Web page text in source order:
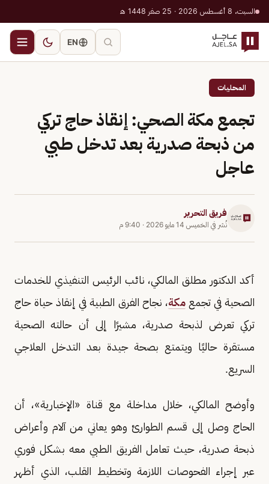
السبت، 8 أغسطس 2026 · 25 صفر 1448 هـ
EN
المحليات
تجمع مكة الصحي: إنقاذ حاج تركي
من ذبحة صدرية بعد تدخل طبي
عاجل
فريق التحرير
نُشر في الخميس 14 مايو 2026 · 9:40 م
أكد الدكتور مطلق المالكي، نائب الرئيس التنفيذي للخدمات
الصحية في تجمعمكة، نجاح الفرق الطبية في إنقاذ حياة حاج
تركي تعرض لذبحة صدرية، مشيرًا إلى أن حالته الصحية
مستقرة حاليًا ويتمتع بصحة جيدة بعد التدخل العلاجي
السريع.
وأوضح المالكي، خلال مداخلة مع قناة «الإخبارية»، أن
الحاج وصل إلى قسم الطوارئ وهو يعاني من آلام وأعراض
ذبحة صدرية، حيث تعامل الفريق الطبي معه بشكل فوري
عبر إجراء الفحوصات اللازمة وتخطيط القلب، الذي أظهر